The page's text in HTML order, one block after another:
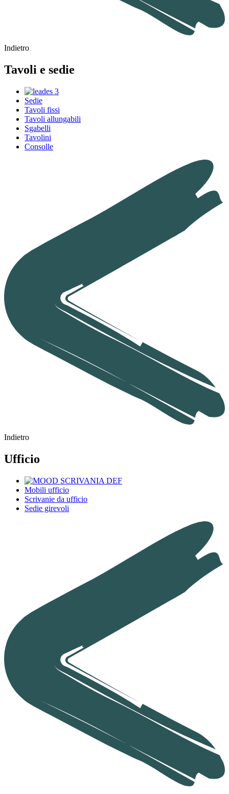
Indietro
Tavoli e sedie
Sedie
Tavoli fissi
Tavoli allungabili
Sgabelli
Tavolini
Consolle
Indietro
Ufficio
Mobili ufficio
Scrivanie da ufficio
Sedie girevoli